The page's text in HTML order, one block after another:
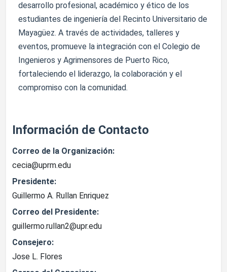
desarrollo profesional, académico y ético de los
estudiantes de ingeniería del Recinto Universitario de
Mayagüez. A través de actividades, talleres y
eventos, promueve la integración con el Colegio de
Ingenieros y Agrimensores de Puerto Rico,
fortaleciendo el liderazgo, la colaboración y el
compromiso con la comunidad.
Información de Contacto
Correo de la Organización:
cecia@uprm.edu
Presidente:
Guillermo A. Rullan Enriquez
Correo del Presidente:
guillermo.rullan2@upr.edu
Consejero:
Jose L. Flores